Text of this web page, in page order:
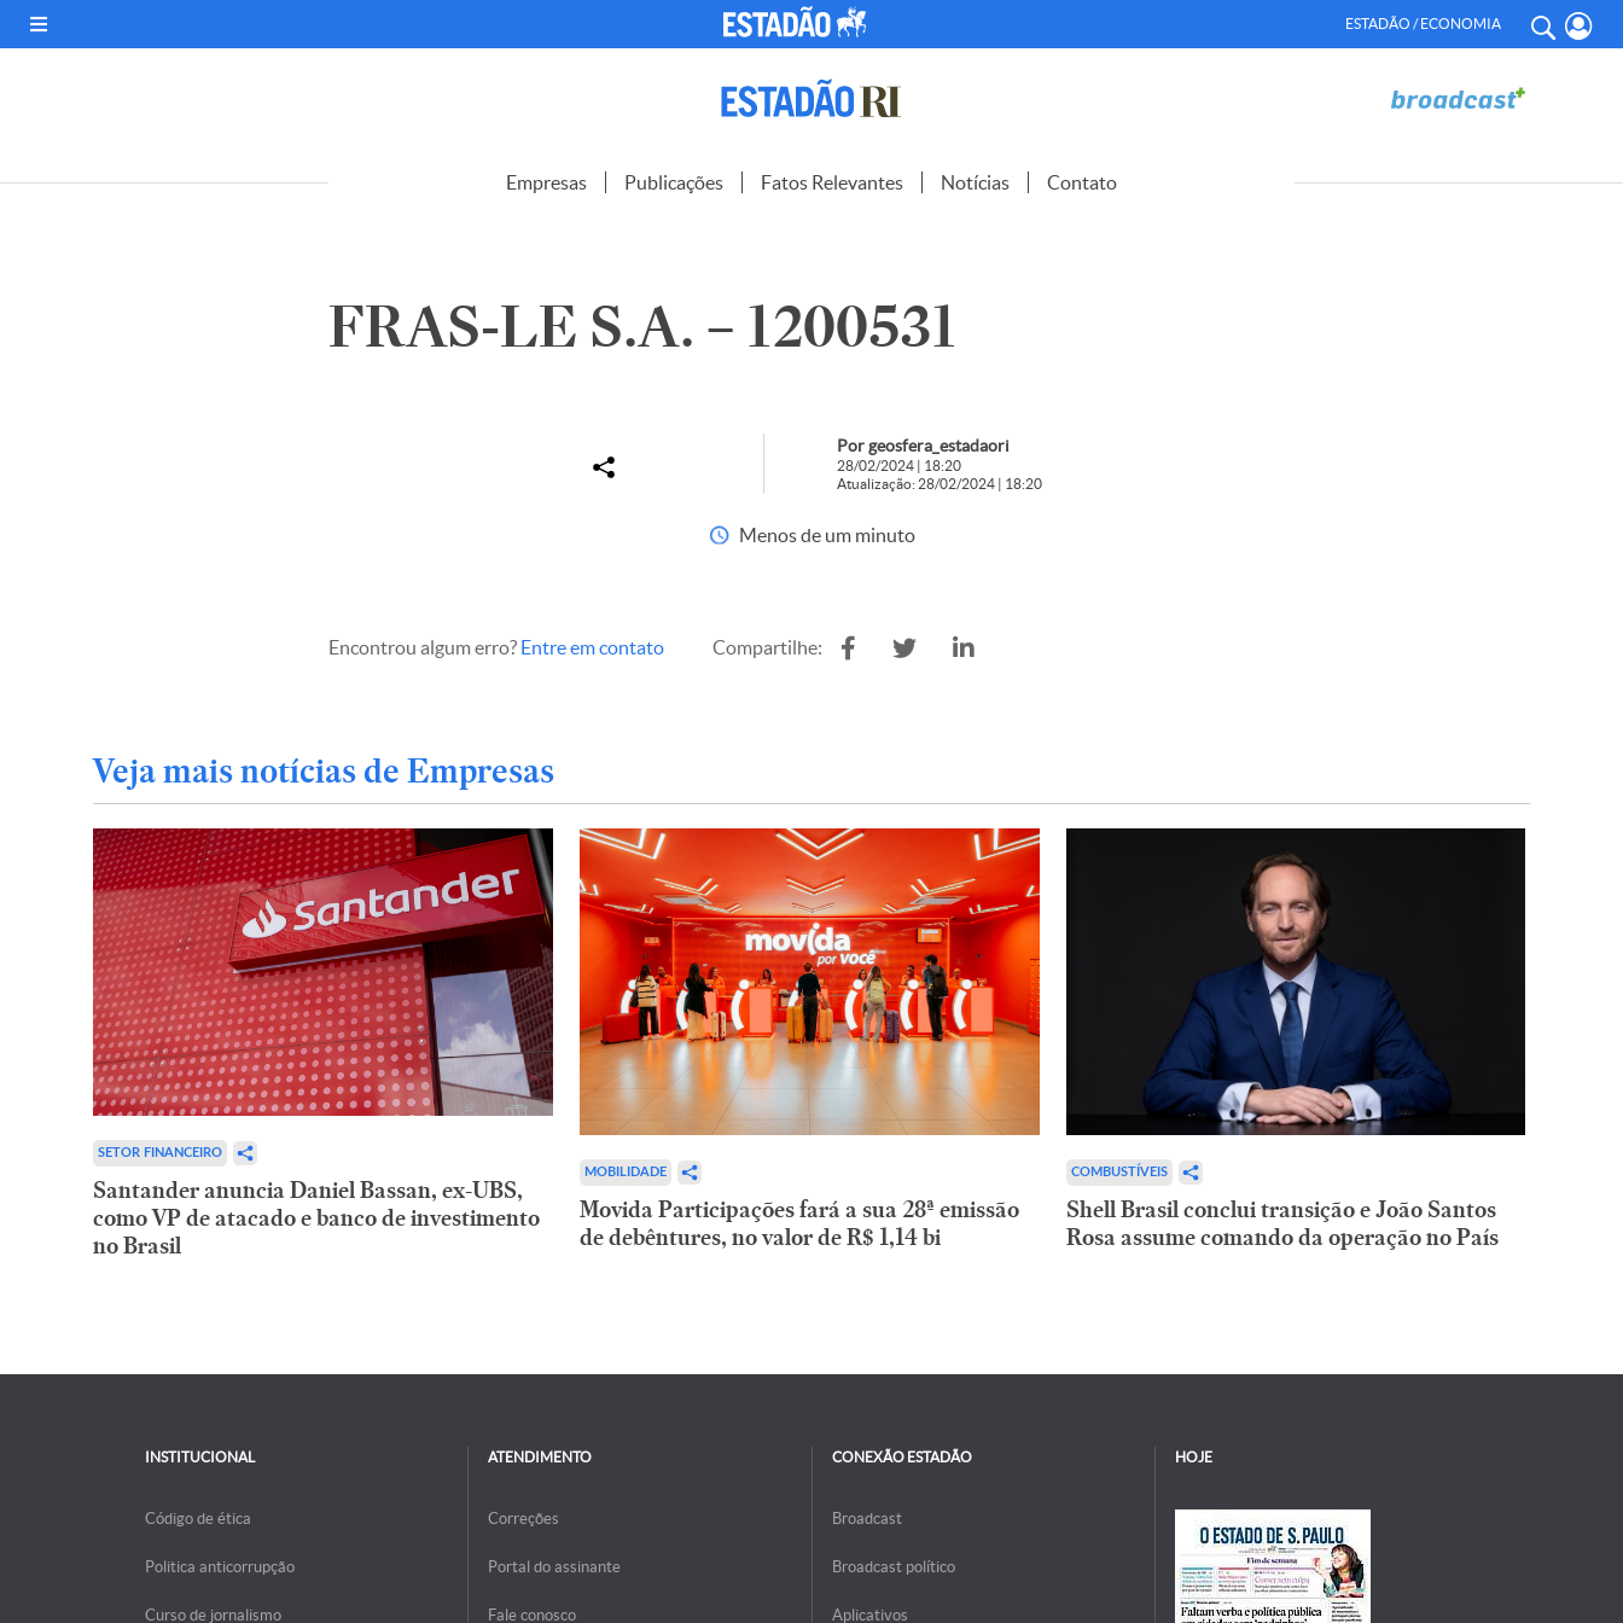
ESTADÃO / ECONOMIA
Empresas Publicações Fatos Relevantes Notícias Contato
FRAS-LE S.A. – 1200531
Por geosfera_estadaori
28/02/2024 | 18:20
Atualização: 28/02/2024 | 18:20
Menos de um minuto
Encontrou algum erro? Entre em contato Compartilhe:
Veja mais notícias de Empresas
SETOR FINANCEIRO
Santander anuncia Daniel Bassan, ex-UBS,
como VP de atacado e banco de investimento
no Brasil
MOBILIDADE
Movida Participações fará a sua 28ª emissão
de debêntures, no valor de R$ 1,14 bi
COMBUSTÍVEIS
Shell Brasil conclui transição e João Santos
Rosa assume comando da operação no País
INSTITUCIONAL
Código de ética
Politica anticorrupção
Curso de jornalismo
ATENDIMENTO
Correções
Portal do assinante
Fale conosco
CONEXÃO ESTADÃO
Broadcast
Broadcast político
Aplicativos
HOJE